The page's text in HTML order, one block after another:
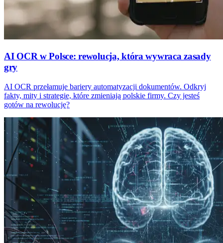
AI OCR w Polsce: rewolucja, która wywraca zasady
gry
AI OCR przełamuje bariery automatyzacji dokumentów. Odkryj
fakty, mity i strategie, które zmieniają polskie firmy. Czy jesteś
gotów na rewolucję?